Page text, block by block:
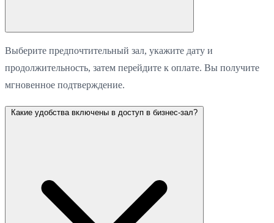
Выберите предпочтительный зал, укажите дату и
продолжительность, затем перейдите к оплате. Вы получите
мгновенное подтверждение.
Какие удобства включены в доступ в бизнес-зал?